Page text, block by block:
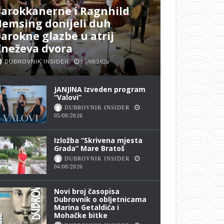
i Ragnhild
donijeli duh
glazbe u atrij
dvora
DUBROVNIK INSIDER 05/08/2026
JANJINA Izveden program
“Valovi”
DUBROVNIK INSIDER
05/08/2026
Izložba “Skrivena mjesta
Grada” Mare Bratoš
DUBROVNIK INSIDER
04/08/2026
Novi broj časopisa
Dubrovnik o obljetnicama
Marina Getaldića i
Mohačke bitke